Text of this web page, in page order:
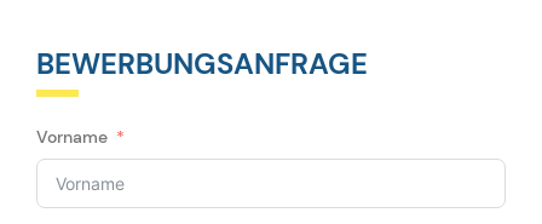
BEWERBUNGSANFRAGE
Vorname